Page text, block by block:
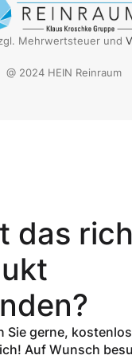
Mehrwertsteuer und
@ 2024 HEIN Reinraum
das
Sie gerne,
Auf Wunsch